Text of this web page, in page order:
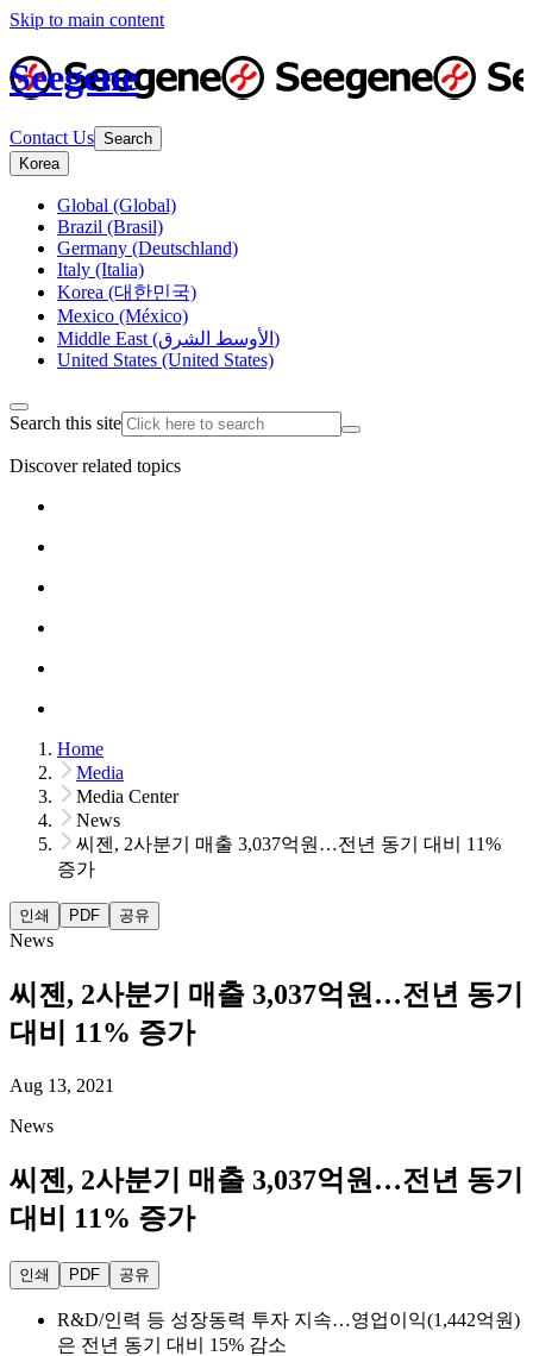
Skip to main content
Seegene
Contact Us Search
Korea
Global (Global)
Brazil (Brasil)
Germany (Deutschland)
Italy (Italia)
Korea (대한민국)
Mexico (México)
Middle East (الأوسط الشرق)
United States (United States)
Search this site
Discover related topics
Home
Media
Media Center
News
씨젠, 2사분기 매출 3,037억원…전년 동기 대비 11%
증가
인쇄 PDF 공유
News
씨젠, 2사분기 매출 3,037억원…전년 동기
대비 11% 증가
Aug 13, 2021
News
씨젠, 2사분기 매출 3,037억원…전년 동기
대비 11% 증가
인쇄 PDF 공유
R&D/인력 등 성장동력 투자 지속…영업이익(1,442억원)
은 전년 동기 대비 15% 감소